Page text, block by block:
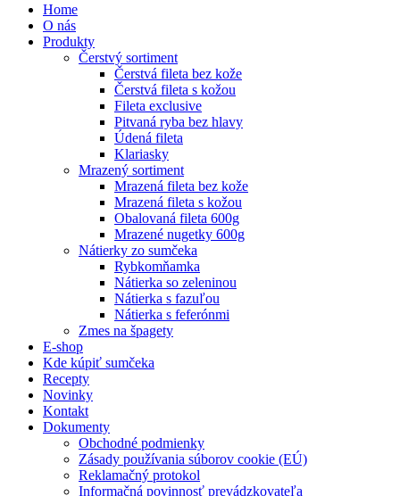
Home
O nás
Produkty
Čerstvý sortiment
Čerstvá fileta bez kože
Čerstvá fileta s kožou
Fileta exclusive
Pitvaná ryba bez hlavy
Údená fileta
Klariasky
Mrazený sortiment
Mrazená fileta bez kože
Mrazená fileta s kožou
Obalovaná fileta 600g
Mrazené nugetky 600g
Nátierky zo sumčeka
Rybkomňamka
Nátierka so zeleninou
Nátierka s fazuľou
Nátierka s feferónmi
Zmes na špagety
E-shop
Kde kúpiť sumčeka
Recepty
Novinky
Kontakt
Dokumenty
Obchodné podmienky
Zásady používania súborov cookie (EÚ)
Reklamačný protokol
Informačná povinnosť prevádzkovateľa